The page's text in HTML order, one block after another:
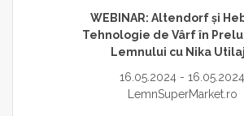
WEBINAR: Altendorf și
Tehnologie de Vârf în
Lemnului cu Nika
16.05.2024 - 16.05.2024
LemnSuperMarket.ro